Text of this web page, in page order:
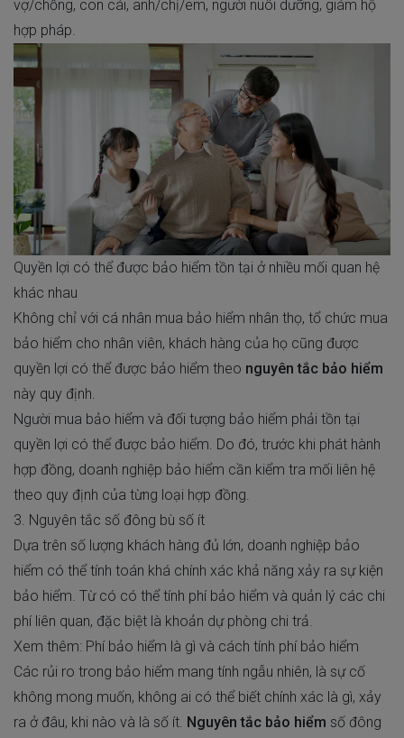
vợ/chồng, con cái, anh/chị/em, người nuôi dưỡng, giám hộ
hợp pháp.
Quyền lợi có thể được bảo hiểm tồn tại ở nhiều mối quan hệ
khác nhau
Không chỉ với cá nhân mua bảo hiểm nhân thọ, tổ chức mua
bảo hiểm cho nhân viên, khách hàng của họ cũng được
quyền lợi có thể được bảo hiểm theo nguyên tắc bảo hiểm
này quy định.
Người mua bảo hiểm và đối tượng bảo hiểm phải tồn tại
quyền lợi có thể được bảo hiểm. Do đó, trước khi phát hành
hợp đồng, doanh nghiệp bảo hiểm cần kiểm tra mối liên hệ
theo quy định của từng loại hợp đồng.
3. Nguyên tắc số đông bù số ít
Dựa trên số lượng khách hàng đủ lớn, doanh nghiệp bảo
hiểm có thể tính toán khá chính xác khả năng xảy ra sự kiện
bảo hiểm. Từ có có thể tính phí bảo hiểm và quản lý các chi
phí liên quan, đặc biệt là khoản dự phòng chi trả.
Xem thêm: Phí bảo hiểm là gì và cách tính phí bảo hiểm
Các rủi ro trong bảo hiểm mang tính ngẫu nhiên, là sự cố
không mong muốn, không ai có thể biết chính xác là gì, xảy
ra ở đâu, khi nào và là số ít. Nguyên tắc bảo hiểm số đông